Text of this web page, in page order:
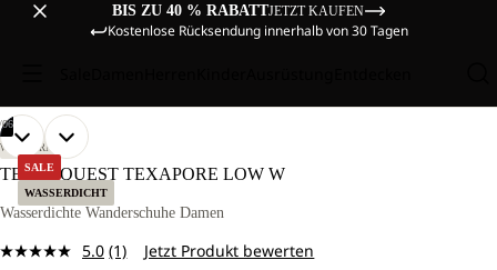
BIS ZU 40 % RABATTJETZT KAUFEN
Kostenlose Rücksendung innerhalb von 30 Tagen
SALE
WASSERDICHT
06
BILD
IM
VOLLBILD
ÖFFNEN
BILD
IM
VOLLBILD
ÖFFNEN
BILD
IM
VOLLBILD
ÖFFNEN
BILD
IM
VOLLBILD
ÖFFNEN
BILD
IM
VOLLBILD
ÖFFNEN
BILD
IM
VOLLBILD
ÖFFNEN
WANDERN
TERRAQUEST TEXAPORE LOW W
Wasserdichte Wanderschuhe Damen
5.0 Bewertung
(1) Jetzt Produkt bewerten